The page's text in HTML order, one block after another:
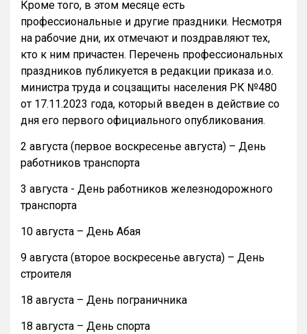
Кроме того, в этом месяце есть
профессиональные и другие праздники. Несмотря
на рабочие дни, их отмечают и поздравляют тех,
кто к ним причастен. Перечень профессиональных
праздников публикуется в редакции приказа и.о.
министра труда и соцзащиты населения РК №480
от 17.11.2023 года, который введен в действие со
дня его первого официального опубликования.
2 августа (первое воскресенье августа) – День
работников транспорта
3 августа - День работников железнодорожного
транспорта
10 августа – День Абая
9 августа (второе воскресенье августа) – День
строителя
18 августа – День пограничника
18 августа – День спорта